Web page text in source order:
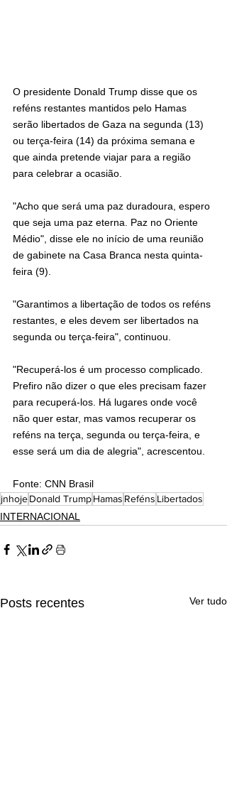
O presidente Donald Trump disse que os
reféns restantes mantidos pelo Hamas
serão libertados de Gaza na segunda (13)
ou terça-feira (14) da próxima semana e
que ainda pretende viajar para a região
para celebrar a ocasião.
"Acho que será uma paz duradoura, espero
que seja uma paz eterna. Paz no Oriente
Médio", disse ele no início de uma reunião
de gabinete na Casa Branca nesta quinta-
feira (9).
"Garantimos a libertação de todos os reféns
restantes, e eles devem ser libertados na
segunda ou terça-feira", continuou.
"Recuperá-los é um processo complicado.
Prefiro não dizer o que eles precisam fazer
para recuperá-los. Há lugares onde você
não quer estar, mas vamos recuperar os
reféns na terça, segunda ou terça-feira, e
esse será um dia de alegria", acrescentou.
Fonte: CNN Brasil
jnhojeDonald TrumpHamas Reféns Libertados
INTERNACIONAL
Posts recentes Ver tudo